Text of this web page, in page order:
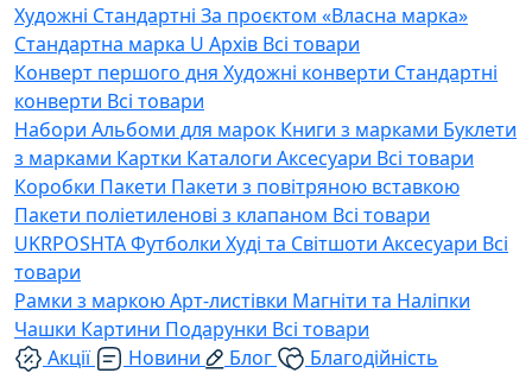
Художні Стандартні За проєктом «Власна марка»
Стандартна марка U Архів Всі товари
Конверт першого дня Художні конверти Стандартні
конверти Всі товари
Набори Альбоми для марок Книги з марками Буклети
з марками Картки Каталоги Аксесуари Всі товари
Коробки Пакети Пакети з повітряною вставкою
Пакети поліетиленові з клапаном Всі товари
UKRPOSHTAФутболки Худі та Світшоти Аксесуари Всі
товари
Рамки з маркоюАрт-листівки Магніти та Наліпки
Чашки Картини Подарунки Всі товари
Акції
Новини Блог
Благодійність